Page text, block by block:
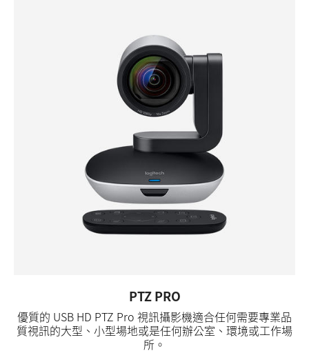
PTZ PRO
優質的 USB HD PTZ Pro 視訊攝影機適合任何需要專業品
質視訊的大型、小型場地或是任何辦公室、環境或工作場
所。